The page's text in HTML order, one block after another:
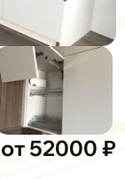
от 52000 ₽